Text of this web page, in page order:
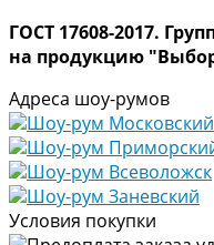
ГОСТ 17608-2017.
на продукцию
Адреса шоу-румов
Шоу-рум Московский
Шоу-рум
Шоу-рум Всеволожск
Шоу-рум Заневский
Условия покупки